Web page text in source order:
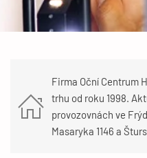
Firma Oční Centrum
trhu od roku 1998.
provozovnách ve
Masaryka 1146 a